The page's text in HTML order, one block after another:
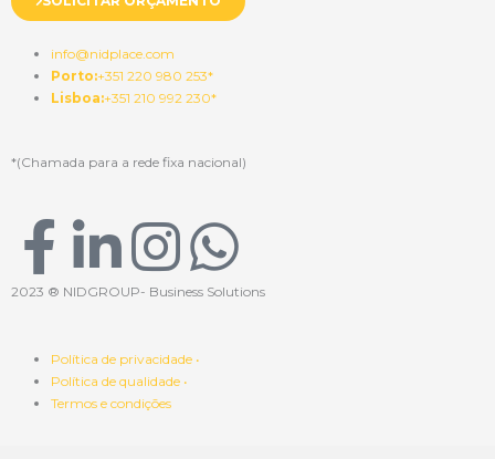
info@nidplace.com
Porto:+351 220 980 253*
Lisboa:+351 210 992 230*
*(Chamada para a rede fixa nacional)
F
a
c
e
L
i
n
k
I
n
s
t
W
h
2023 ® NIDGROUP- Business Solutions
Política de privacidade •
Política de qualidade •
Termos e condições